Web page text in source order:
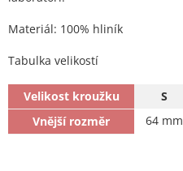
Materiál: 100% hliník
Tabulka velikostí
Velikost kroužku S
Vnější rozměr
64 mm